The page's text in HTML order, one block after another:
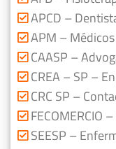
APCD –
APM – Médicos
CAASP –
CREA – SP –
CRC SP –
FECOMERCIO
SEESP –